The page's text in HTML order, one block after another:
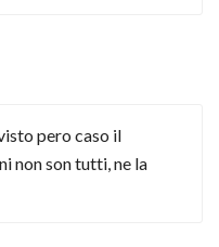
pero caso il
non son tutti, ne la